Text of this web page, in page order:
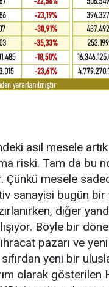
asıl mesele
riski. Tam da bu
Çünkü mesele
sanayisi bugün
diğer
Böyle bir
pazarı ve
yeni bir
olarak gösterilen